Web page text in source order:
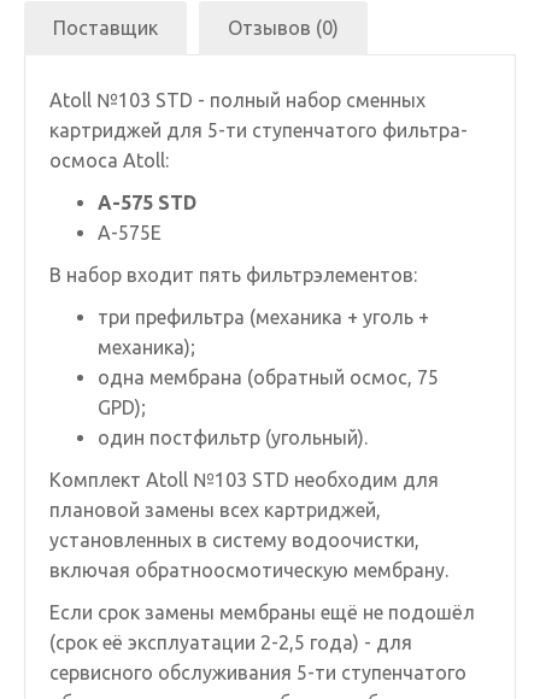
Поставщик Отзывов (0)
Atoll №103 STD - полный набор сменных
картриджей для 5-ти ступенчатого фильтра-
осмоса Atoll:
A-575 STD
A-575E
В набор входит пять фильтрэлементов:
три префильтра (механика + уголь +
механика);
одна мембрана (обратный осмос, 75
GPD);
один постфильтр (угольный).
Комплект Atoll №103 STD необходим для
плановой замены всех картриджей,
установленных в систему водоочистки,
включая обратноосмотическую мембрану.
Если срок замены мембраны ещё не подошёл
(срок её эксплуатации 2-2,5 года) - для
сервисного обслуживания 5-ти ступенчатого